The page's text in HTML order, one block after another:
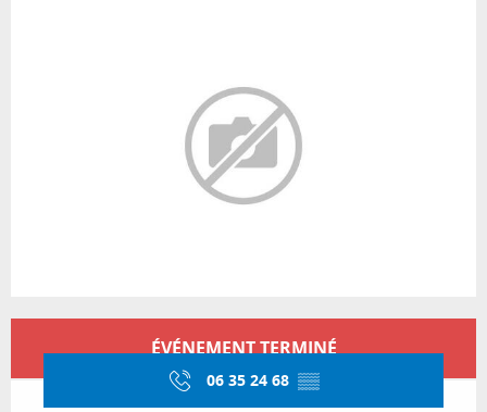
Ouverture et coordonnées
ÉVÉNEMENT TERMINÉ
06 35 24 68 ▒▒